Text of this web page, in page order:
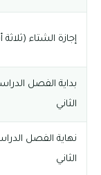
إجازة الشتاء (ثلاثة
بداية الفصل
الثاني
نهاية الفصل
الثاني